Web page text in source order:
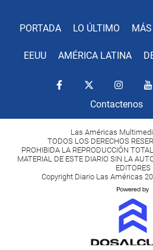
PORTADA LO ÚLTIMO
EEUU AMÉRICA LATINA
Contactenos
Las Américas
TODOS LOS DERECHOS
PROHIBIDA LA REPRODUCCIÓN
MATERIAL DE ESTE DIARIO SIN LA
EDITORES
Copyright Diario Las Américas